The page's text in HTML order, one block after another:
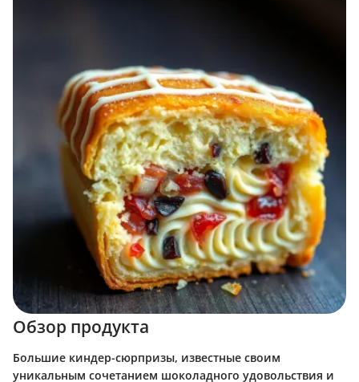
Обзор продукта
Большие киндер-сюрпризы, известные своим
уникальным сочетанием шоколадного удовольствия и